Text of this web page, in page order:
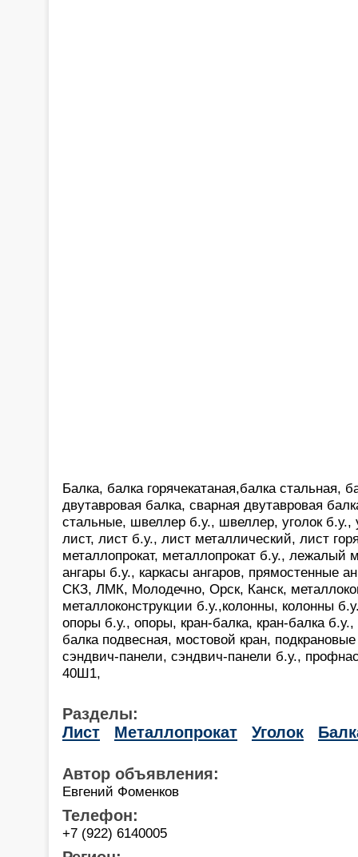
Балка, балка горячекатаная,балка стальная,
двутавровая балка, сварная двутавровая
стальные, швеллер б.у., швеллер, уголок б.у.,
лист, лист б.у., лист металлический, лист
металлопрокат, металлопрокат б.у., лежалый
ангары б.у., каркасы ангаров, прямостенные
СКЗ, ЛМК, Молодечно, Орск, Канск,
металлоконструкции б.у.,колонны, колонны
опоры б.у., опоры, кран-балка, кран-балка б.у.,
балка подвесная, мостовой кран,
сэндвич-панели, сэндвич-панели б.у.,
40Ш1,
Разделы:
Лист
Металлопрокат Уголок
Автор объявления:
Евгений Фоменков
Телефон:
+7 (922) 6140005